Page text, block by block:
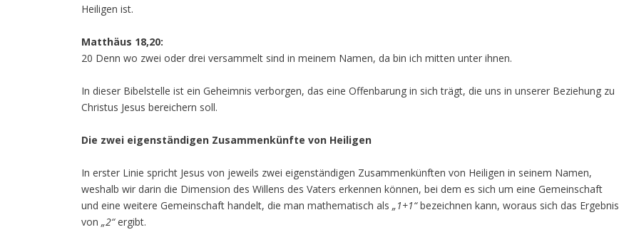
Heiligen ist.
Matthäus 18,20:
20 Denn wo zwei oder drei versammelt sind in meinem Namen, da bin ich mitten unter ihnen.
In dieser Bibelstelle ist ein Geheimnis verborgen, das eine Offenbarung in sich trägt, die uns in unserer Beziehung zu
Christus Jesus bereichern soll.
Die zwei eigenständigen Zusammenkünfte von Heiligen
In erster Linie spricht Jesus von jeweils zwei eigenständigen Zusammenkünften von Heiligen in seinem Namen,
weshalb wir darin die Dimension des Willens des Vaters erkennen können, bei dem es sich um eine Gemeinschaft
und eine weitere Gemeinschaft handelt, die man mathematisch als „1+1“bezeichnen kann, woraus sich das Ergebnis
von „2“ergibt.